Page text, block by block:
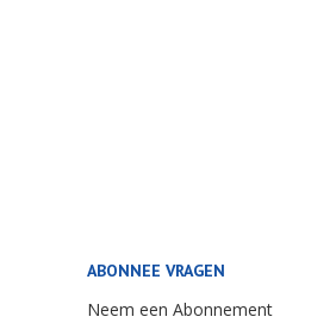
ABONNEE VRAGEN
Neem een Abonnement